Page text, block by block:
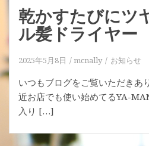
乾かすたびにツ
ル髪ドライヤー
2025年5月8日 mcnally お知らせ
いつもブログをご覧いただきあ
近お店でも使い始めてるYA-
入り […]